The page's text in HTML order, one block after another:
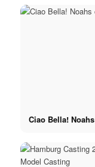
Ciao Bella!